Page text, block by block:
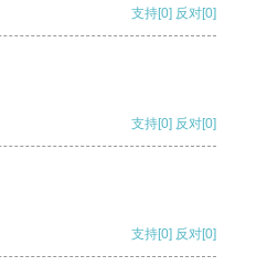
支持[0] 反对[0]
支持[0] 反对[0]
支持[0] 反对[0]